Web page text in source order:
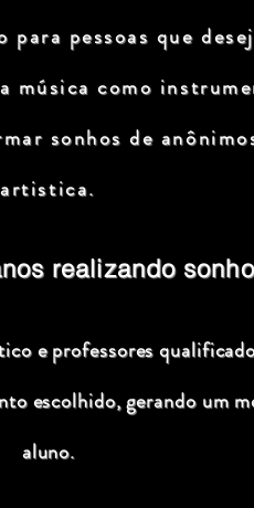
para pessoas que
música como
sonhos de
artistica.
realizando
e professores
escolhido, gerando um
aluno.